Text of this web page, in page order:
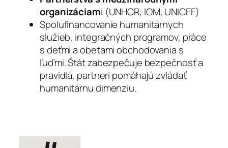
organizáciami (UNHCR, IOM, UNICEF)
Spolufinancovanie humanitárnych
služieb, integračných programov, práce
s deťmi a obetami obchodovania s
ľuďmi. Štát zabezpečuje bezpečnosť a
pravidlá, partneri pomáhajú zvládať
humanitárnu dimenziu.